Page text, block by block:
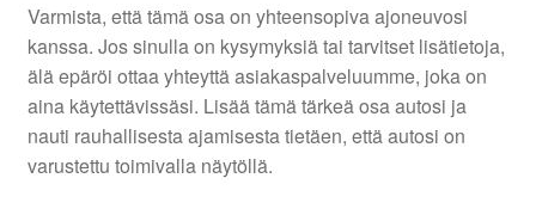
Varmista, että tämä osa on yhteensopiva ajoneuvosi
kanssa. Jos sinulla on kysymyksiä tai tarvitset lisätietoja,
älä epäröi ottaa yhteyttä asiakaspalveluumme, joka on
aina käytettävissäsi. Lisää tämä tärkeä osa autosi ja
nauti rauhallisesta ajamisesta tietäen, että autosi on
varustettu toimivalla näytöllä.